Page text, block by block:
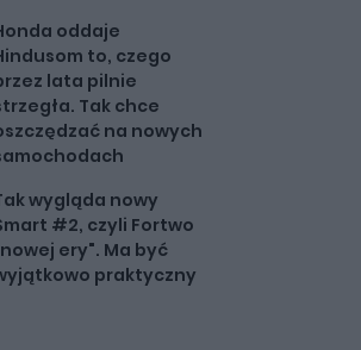
oddaje
to, czego
lata pilnie
Tak chce
na nowych
wygląda nowy
#2, czyli Fortwo
ery". Ma być
praktyczny